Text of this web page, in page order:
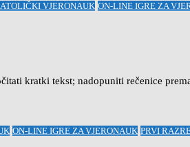
VJERONAUK ON-LINE IGRE ZA
kratki tekst; nadopuniti rečenice
ON-LINE IGRE ZA VJERONAUK PRVI